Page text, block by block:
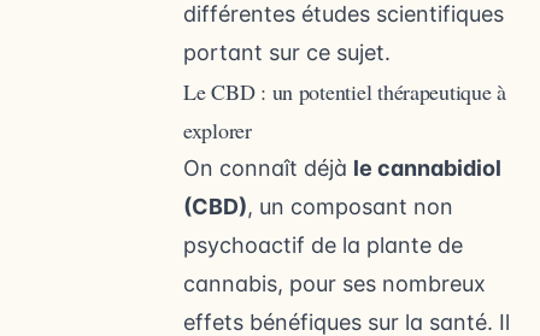
différentes études scientifiques
portant sur ce sujet.
Le CBD : un potentiel thérapeutique à
explorer
On connaît déjà le cannabidiol
(CBD), un composant non
psychoactif de la plante de
cannabis, pour ses nombreux
effets bénéfiques sur la santé. Il